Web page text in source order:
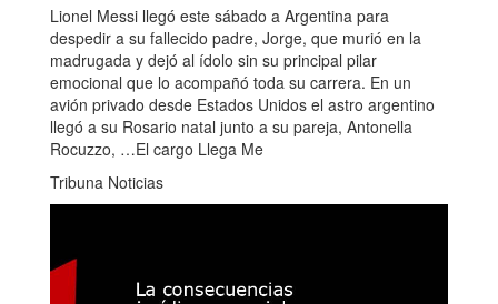
Lionel Messi llegó este sábado a Argentina para
despedir a su fallecido padre, Jorge, que murió en la
madrugada y dejó al ídolo sin su principal pilar
emocional que lo acompañó toda su carrera. En un
avión privado desde Estados Unidos el astro argentino
llegó a su Rosario natal junto a su pareja, Antonella
Rocuzzo, …El cargo Llega Me
Tribuna Noticias